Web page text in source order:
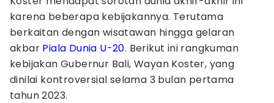
karena beberapa kebijakannya. Terutama
berkaitan dengan wisatawan hingga gelaran
akbar Piala Dunia U-20. Berikut ini rangkuman
kebijakan Gubernur Bali, Wayan Koster, yang
dinilai kontroversial selama 3 bulan pertama
tahun 2023.